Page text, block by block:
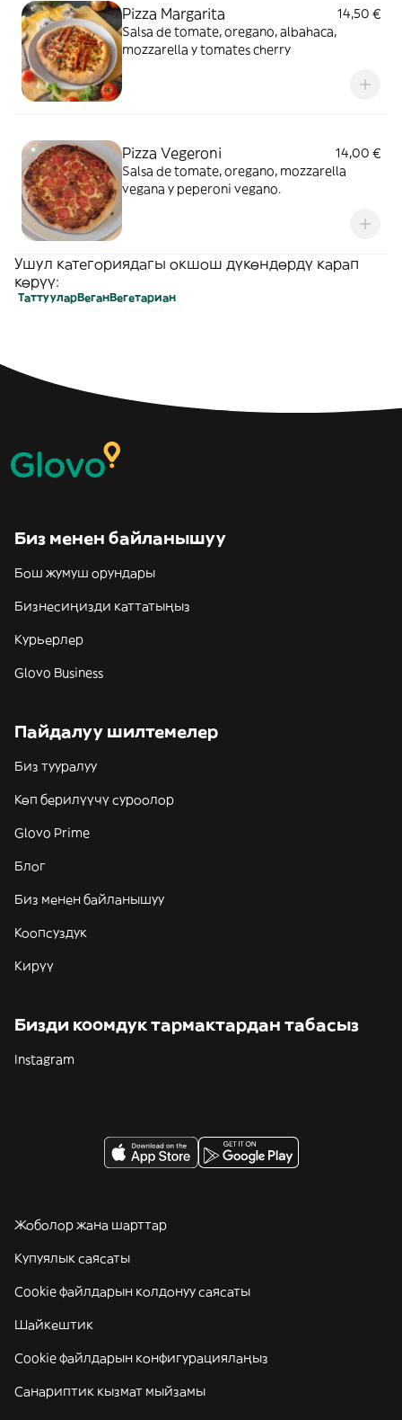
Pizza Margarita
14,50 €
Salsa de tomate, oregano, albahaca,
mozzarella y tomates cherry
Pizza Vegeroni
14,00 €
Salsa de tomate, oregano, mozzarella
vegana y peperoni vegano.
Ушул категориядагы окшош дүкөндөрдү карап
көрүү:
ТаттууларВеганВегетариан
Биз менен байланышуу
Бош жумуш орундары
Бизнесиңизди каттатыңыз
Курьерлер
Glovo Business
Пайдалуу шилтемелер
Биз тууралуу
Көп берилүүчү суроолор
Glovo Prime
Блог
Биз менен байланышуу
Коопсуздук
Кирүү
Бизди коомдук тармактардан табасыз
Instagram
Жоболор жана шарттар
Купуялык саясаты
Cookie файлдарын колдонуу саясаты
Шайкештик
Cookie файлдарын конфигурациялаңыз
Санариптик кызмат мыйзамы